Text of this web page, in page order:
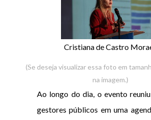
Cristiana de Castro
(Se deseja visualizar essa foto em
na imagem.)
Ao longo do dia, o evento
gestores públicos em uma